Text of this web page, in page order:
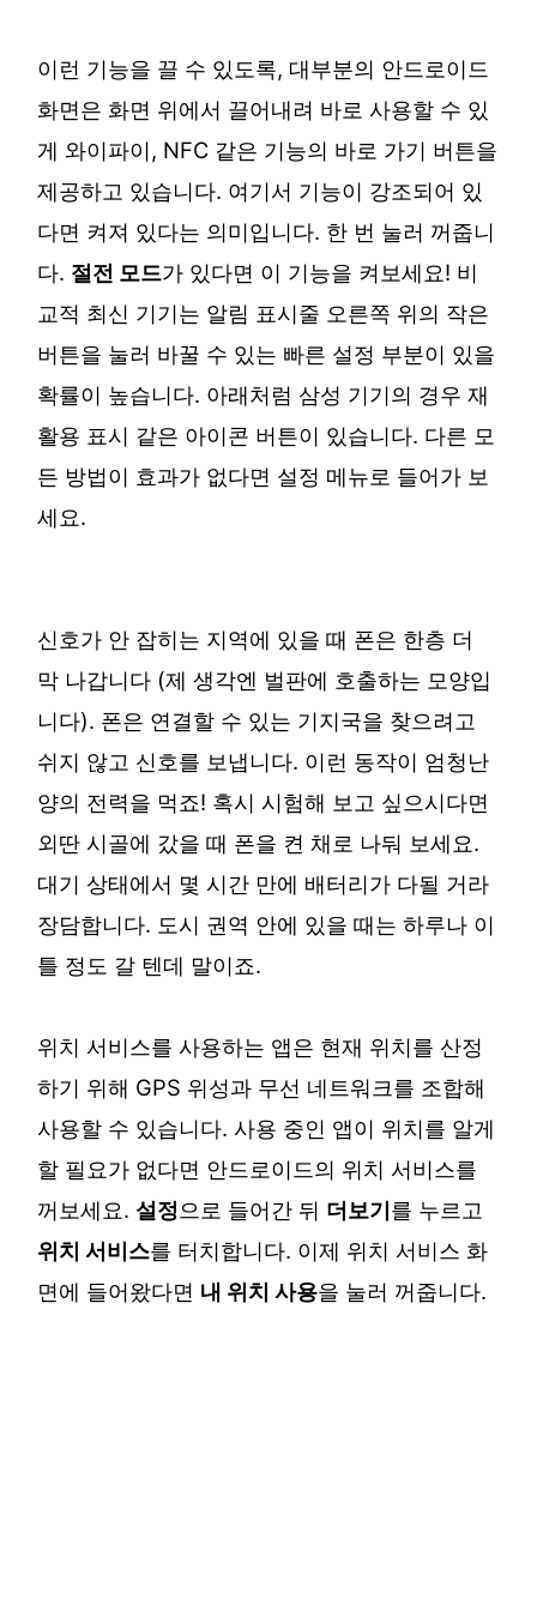
이런 기능을 끌 수 있도록, 대부분의 안드로이드
화면은 화면 위에서 끌어내려 바로 사용할 수 있
게 와이파이, NFC 같은 기능의 바로 가기 버튼을
제공하고 있습니다. 여기서 기능이 강조되어 있
다면 켜져 있다는 의미입니다. 한 번 눌러 꺼줍니
다. 절전 모드가 있다면 이 기능을 켜보세요! 비
교적 최신 기기는 알림 표시줄 오른쪽 위의 작은
버튼을 눌러 바꿀 수 있는 빠른 설정 부분이 있을
확률이 높습니다. 아래처럼 삼성 기기의 경우 재
활용 표시 같은 아이콘 버튼이 있습니다. 다른 모
든 방법이 효과가 없다면 설정 메뉴로 들어가 보
세요.
신호가 안 잡히는 지역에 있을 때 폰은 한층 더
막 나갑니다 (제 생각엔 벌판에 호출하는 모양입
니다). 폰은 연결할 수 있는 기지국을 찾으려고
쉬지 않고 신호를 보냅니다. 이런 동작이 엄청난
양의 전력을 먹죠! 혹시 시험해 보고 싶으시다면
외딴 시골에 갔을 때 폰을 켠 채로 나둬 보세요.
대기 상태에서 몇 시간 만에 배터리가 다될 거라
장담합니다. 도시 권역 안에 있을 때는 하루나 이
틀 정도 갈 텐데 말이죠.
위치 서비스를 사용하는 앱은 현재 위치를 산정
하기 위해 GPS 위성과 무선 네트워크를 조합해
사용할 수 있습니다. 사용 중인 앱이 위치를 알게
할 필요가 없다면 안드로이드의 위치 서비스를
꺼보세요.설정 으로 들어간 뒤 더보기를 누르고
위치 서비스를 터치합니다. 이제 위치 서비스 화
면에 들어왔다면 내 위치 사용을 눌러 꺼줍니다.